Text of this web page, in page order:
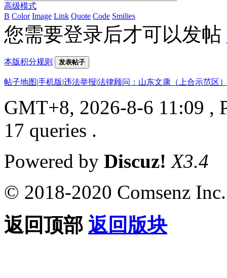
高级模式
B Color Image Link Quote Code Smilies
您需要登录后才可以发帖
本版积分规则 发表帖子
帖子地图|手机版|违法举报|法律顾问：山东文康（上合示范区
GMT+8, 2026-8-6 11:09 ,
17 queries .
Powered by Discuz! X3.4
© 2018-2020 Comsenz Inc.
返回顶部 返回版块